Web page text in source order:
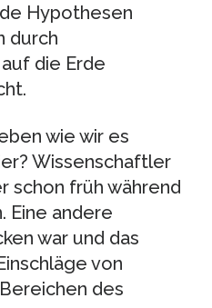
Hypothesen
durch
die Erde
wie wir es
Wissenschaftler
schon früh während
Eine andere
war und das
von
des